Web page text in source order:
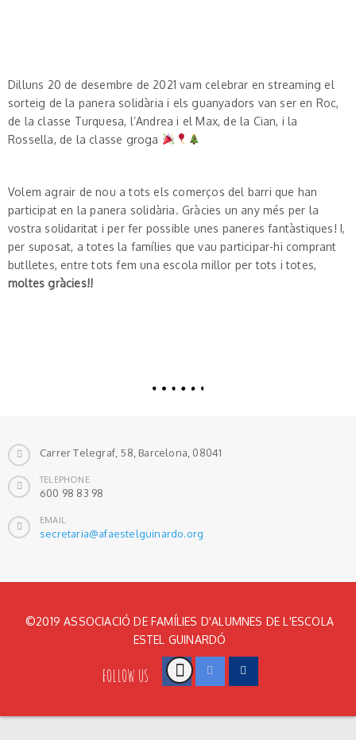
Dilluns 20 de desembre de 2021 vam celebrar en streaming el
sorteig de la panera solidària i els guanyadors van ser en Roc,
de la classe Turquesa, l’Andrea i el Max, de la Cian, i la
Rossella, de la classe groga
Volem agrair de nou a tots els comerços del barri que han
participat en la panera solidària. Gràcies un any més per la
vostra solidaritat i per fer possible unes paneres fantàstiques! I,
per suposat, a totes la famílies que vau participar-hi comprant
butlletes, entre tots fem una escola millor per tots i totes,
moltes gràcies!!
Carrer Telegraf, 58, Barcelona, 08041
TELEPHONE
600 98 83 98
EMAIL
secretaria@afaestelguinardo.org
©2019 ASSOCIACIÓ DE FAMÍLIES D'ALUMNES DE L'ESCOLA
ESTEL GUINARDÓ
FOLLOW US